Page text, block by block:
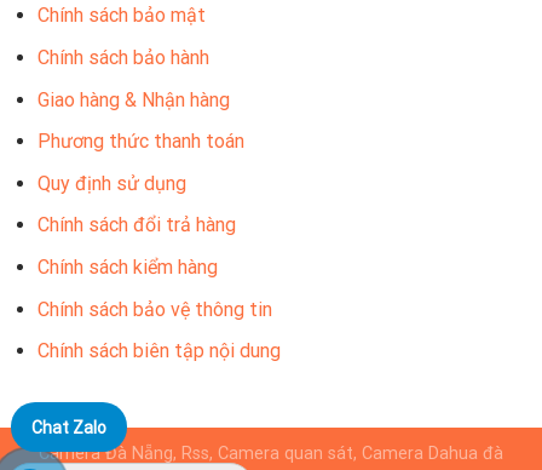
Chính sách bảo mật
Chính sách bảo hành
Giao hàng & Nhận hàng
Phương thức thanh toán
Quy định sử dụng
Chính sách đổi trả hàng
Chính sách kiểm hàng
Chính sách bảo vệ thông tin
Chính sách biên tập nội dung
Camera Đà Nẵng, Rss, Camera quan sát, Camera Dahua đà
Chat Zalo